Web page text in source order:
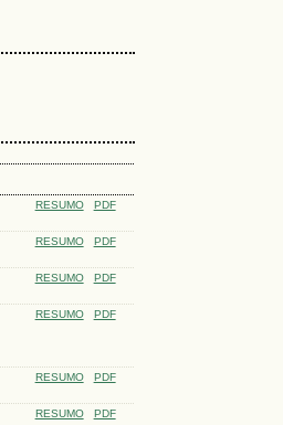
RESUMO PDF
RESUMO PDF
RESUMO PDF
RESUMO PDF
RESUMO PDF
RESUMO PDF